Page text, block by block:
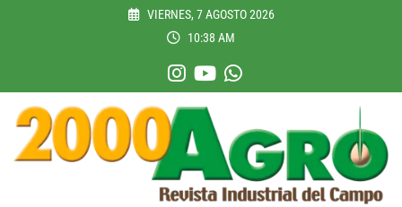
VIERNES, 7 AGOSTO 2026
10:38 AM